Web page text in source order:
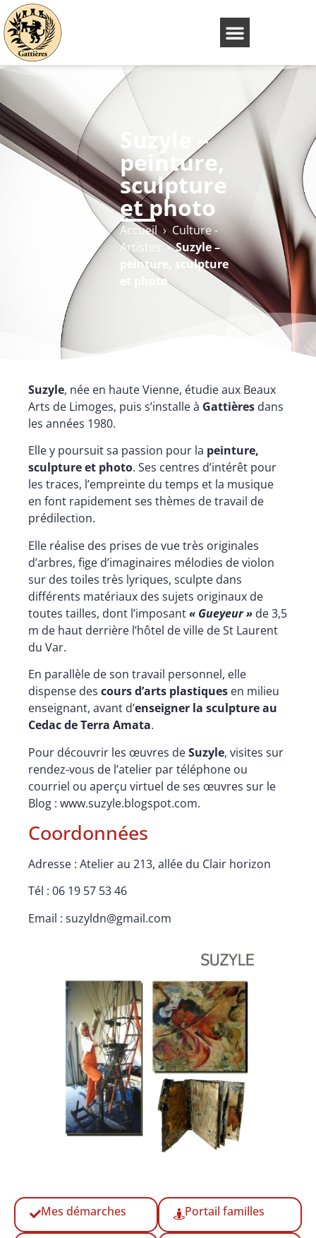
Suzyle –
peinture,
sculpture
et photo
Accueil› Culture -
Artistes ›Suzyle –
peinture, sculpture
et photo
Suzyle, née en haute Vienne, étudie aux Beaux
Arts de Limoges, puis s’installe à Gattières dans
les années 1980.
Elle y poursuit sa passion pour la peinture,
sculpture et photo. Ses centres d’intérêt pour
les traces, l’empreinte du temps et la musique
en font rapidement ses thèmes de travail de
prédilection.
Elle réalise des prises de vue très originales
d’arbres, fige d’imaginaires mélodies de violon
sur des toiles très lyriques, sculpte dans
différents matériaux des sujets originaux de
toutes tailles, dont l’imposant« Gueyeur » de 3,5
m de haut derrière l’hôtel de ville de St Laurent
du Var.
En parallèle de son travail personnel, elle
dispense des cours d’arts plastiques en milieu
enseignant, avant d’enseigner la sculpture au
Cedac de Terra Amata.
Pour découvrir les œuvres deSuzyle, visites sur
rendez-vous de l’atelier par téléphone ou
courriel ou aperçu virtuel de ses œuvres sur le
Blog : www.suzyle.blogspot.com.
Coordonnées
Adresse : Atelier au 213, allée du Clair horizon
Tél : 06 19 57 53 46
Email : suzyldn@gmail.com
Mes démarches Portail familles